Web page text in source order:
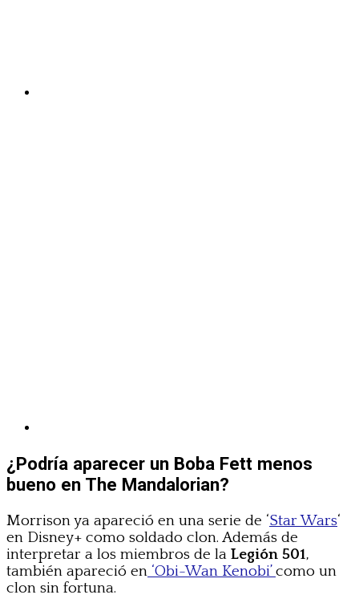
¿Podría aparecer un Boba Fett menos
bueno en The Mandalorian?
Morrison ya apareció en una serie de ‘Star Wars‘
en Disney+ como soldado clon. Además de
interpretar a los miembros de la Legión 501,
también apareció en ‘Obi-Wan Kenobi’como un
clon sin fortuna.